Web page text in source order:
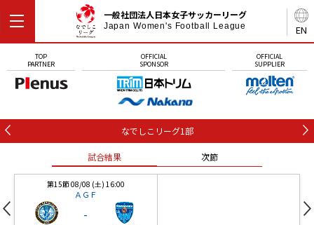
EN
一般社団法人日本女子サッカーリーグ
Japan Women's Football League
TOP
PARTNER
OFFICIAL
SPONSOR
OFFICIAL
SUPPLIER
なでしこリーグ1部
試合結果 次節
第15節 08/08 (土) 16:00
ＡＧＦ
-